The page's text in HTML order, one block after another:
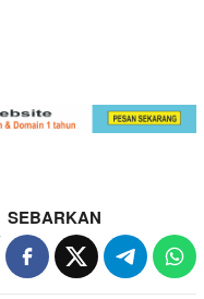
SEBARKAN